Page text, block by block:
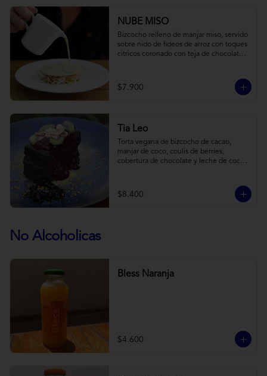
NUBE MISO
Bizcocho relleno de manjar miso, servido
sobre nido de fideos de arroz con toques
citricos coronado con teja de chocolate
$7.900
Tia Leo
Torta vegana de bizcocho de cacao,
manjar de coco, coulis de berries,
cobertura de chocolate y leche de coco
$8.400
No Alcoholicas
Bless Naranja
$4.600